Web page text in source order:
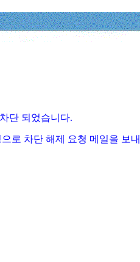
단 되었습니다.
로 차단 해제 요청 메일을 보내